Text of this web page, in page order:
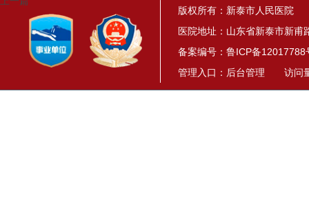
版权所有：新泰市人民医院
医院地址：山东省新泰市新甫
备案编号： 鲁ICP备12017788
管理入口： 后台管理 访问量